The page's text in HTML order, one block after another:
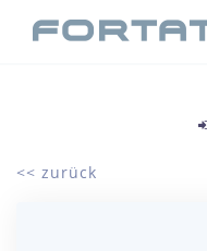
<< zurück